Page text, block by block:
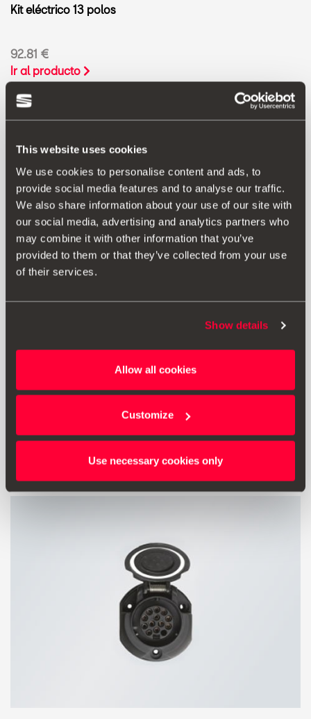
This website uses cookies
We use cookies to personalise content and ads, to
provide social media features and to analyse our traffic.
We also share information about your use of our site with
our social media, advertising and analytics partners who
may combine it with other information that you’ve
provided to them or that they’ve collected from your use
of their services.
Show details
Allow all cookies
Customize
Use necessary cookies only
Kit eléctrico 13 polos
92.81 €
Ir al producto
Ir al producto